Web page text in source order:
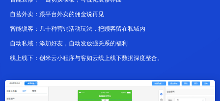
自营外卖：跟平台外卖的佣金说再见
智能锁客：几十种营销活动玩法，把顾客留在私域内
自动私域：添加好友，自动发放强关系的福利
线上线下：创米云小程序与客如云线上线下数据深度整合。